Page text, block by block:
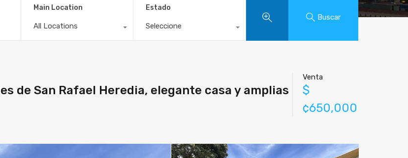
Main Location
All Locations
Estado
Seleccione
Buscar
de San Rafael Heredia, elegante casa y amplias
Venta
$
¢650,000